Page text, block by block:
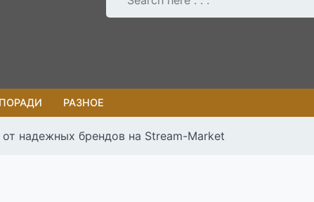
РАЗНОЕ
надежных брендов на Stream-Market